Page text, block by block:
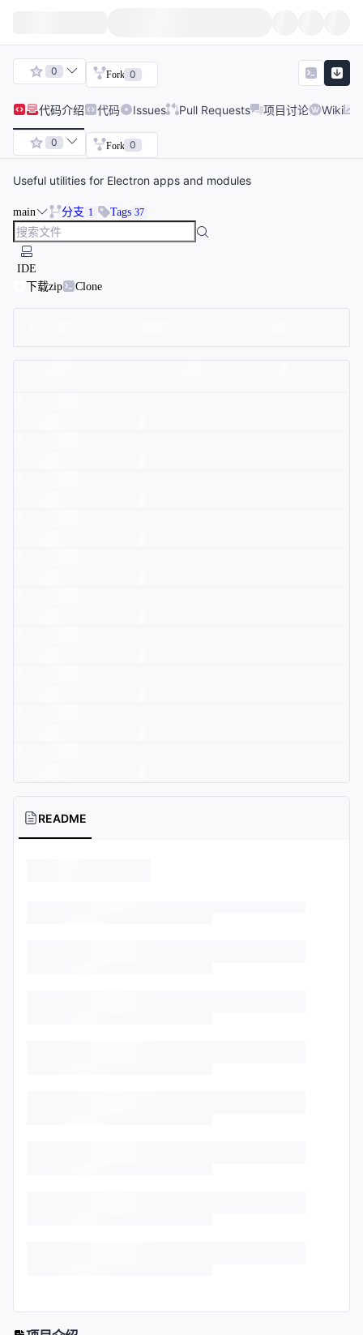
0 Fork 0
代码介绍 代码 Issues Pull Requests 项目讨论 Wiki
0 Fork 0
Useful utilities for Electron apps and modules
main 分支 1 Tags 37
IDE
下载zip
Clone
README